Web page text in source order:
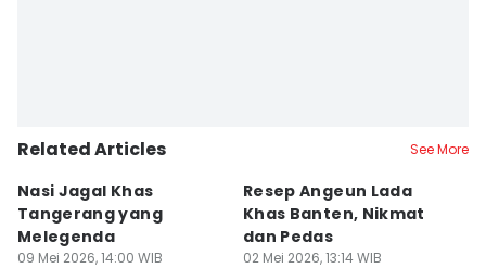
Related Articles See More
Nasi Jagal Khas
Tangerang yang
Melegenda
09 Mei 2026, 14:00 WIB
Resep Angeun Lada
Khas Banten, Nikmat
dan Pedas
02 Mei 2026, 13:14 WIB